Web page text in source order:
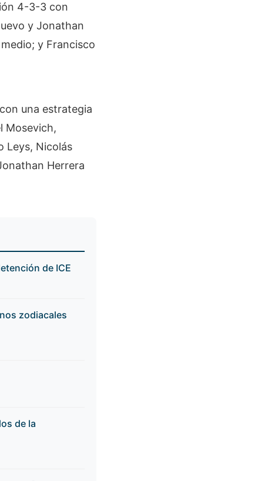
4-3-3 con
y Jonathan
y Francisco
una estrategia
Mosevich,
Leys, Nicolás
Herrera
de ICE
zodiacales
de la